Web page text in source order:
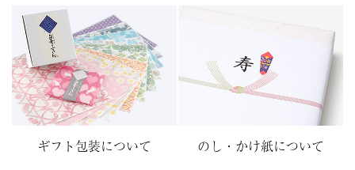
ギフト包装について のし・かけ紙について